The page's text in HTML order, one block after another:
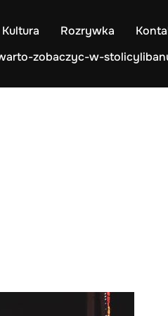
Kultura Rozrywka
zobaczyc-w-